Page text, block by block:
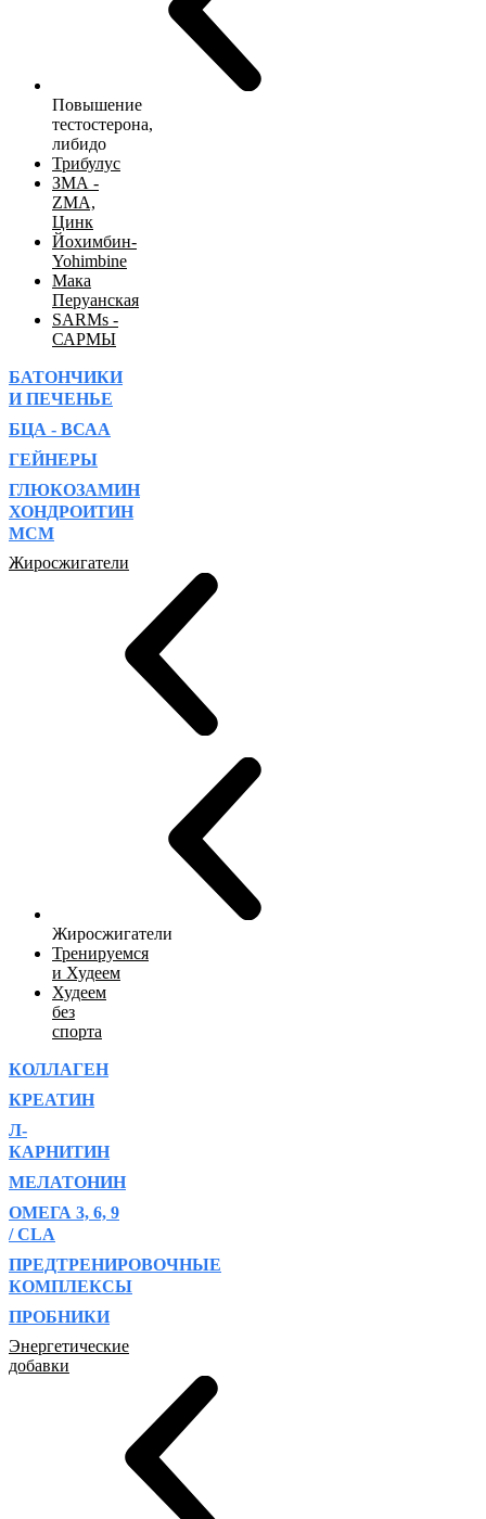
Повышение
тестостерона,
либидо
Трибулус
ЗМА -
ZMA,
Цинк
Йохимбин-
Yohimbine
Мака
Перуанская
SARMs -
САРМЫ
БАТОНЧИКИ
И ПЕЧЕНЬЕ
БЦА - ВСАА
ГЕЙНЕРЫ
ГЛЮКОЗАМИН
ХОНДРОИТИН
МСМ
Жиросжигатели
Жиросжигатели
Тренируемся
и Худеем
Худеем
без
спорта
КОЛЛАГЕН
КРЕАТИН
Л-
КАРНИТИН
МЕЛАТОНИН
ОМЕГА 3, 6, 9
/ CLA
ПРЕДТРЕНИРОВОЧНЫЕ
КОМПЛЕКСЫ
ПРОБНИКИ
Энергетические
добавки